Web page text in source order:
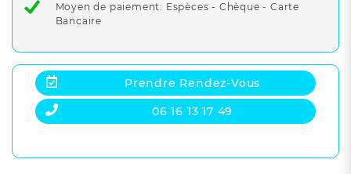
Moyen de paiement: Espèces - Chèque - Carte
Bancaire
Prendre Rendez-Vous
06 16 13 17 49